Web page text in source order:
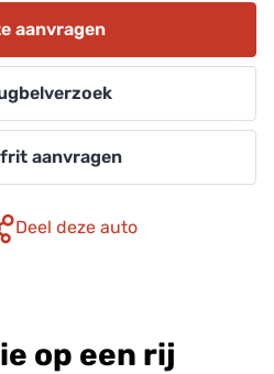
aanvragen
aanvragen
Deel deze auto
op een rij